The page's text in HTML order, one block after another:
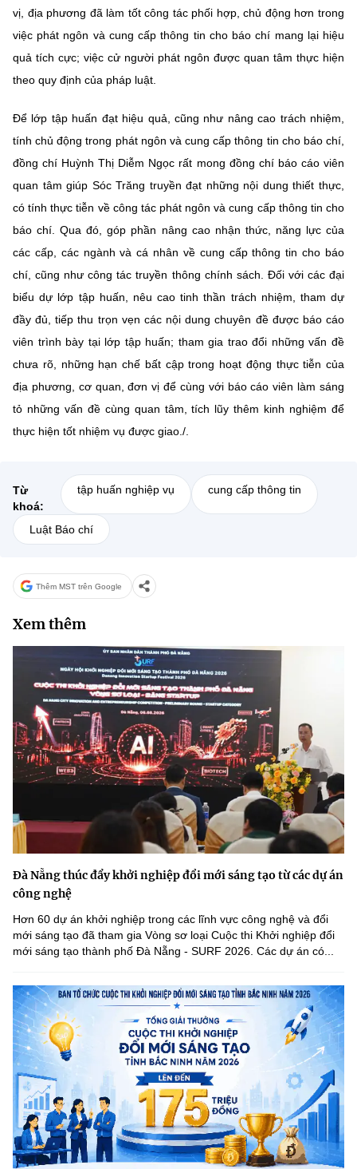
vị, địa phương đã làm tốt công tác phối hợp, chủ động hơn trong
việc phát ngôn và cung cấp thông tin cho báo chí mang lại hiệu
quả tích cực; việc cử người phát ngôn được quan tâm thực hiện
theo quy định của pháp luật.
Để lớp tập huấn đạt hiệu quả, cũng như nâng cao trách nhiệm,
tính chủ động trong phát ngôn và cung cấp thông tin cho báo chí,
đồng chí Huỳnh Thị Diễm Ngọc rất mong đồng chí báo cáo viên
quan tâm giúp Sóc Trăng truyền đạt những nội dung thiết thực,
có tính thực tiễn về công tác phát ngôn và cung cấp thông tin cho
báo chí. Qua đó, góp phần nâng cao nhận thức, năng lực của
các cấp, các ngành và cá nhân về cung cấp thông tin cho báo
chí, cũng như công tác truyền thông chính sách. Đối với các đại
biểu dự lớp tập huấn, nêu cao tinh thần trách nhiệm, tham dự
đầy đủ, tiếp thu trọn vẹn các nội dung chuyên đề được báo cáo
viên trình bày tại lớp tập huấn; tham gia trao đổi những vấn đề
chưa rõ, những hạn chế bất cập trong hoạt động thực tiễn của
địa phương, cơ quan, đơn vị để cùng với báo cáo viên làm sáng
tỏ những vấn đề cùng quan tâm, tích lũy thêm kinh nghiệm để
thực hiện tốt nhiệm vụ được giao./.
Từ
khoá:
tập huấn nghiệp vụ cung cấp thông tin
Luật Báo chí
Thêm MST trên Google
Xem thêm
Đà Nẵng thúc đẩy khởi nghiệp đổi mới sáng tạo từ các dự án
công nghệ
Hơn 60 dự án khởi nghiệp trong các lĩnh vực công nghệ và đổi
mới sáng tạo đã tham gia Vòng sơ loại Cuộc thi Khởi nghiệp đổi
mới sáng tạo thành phố Đà Nẵng - SURF 2026. Các dự án có...